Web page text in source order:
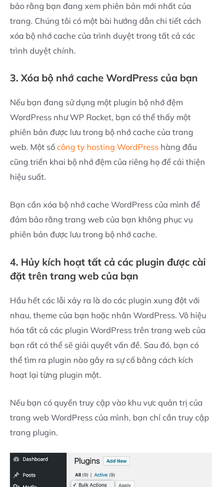
bảo rằng bạn đang xem phiên bản mới nhất của
trang. Chúng tôi có một bài hướng dẫn chi tiết cách
xóa bộ nhớ cache của trình duyệt trong tất cả các
trình duyệt chính.
3. Xóa bộ nhớ cache WordPress của bạn
Nếu bạn đang sử dụng một plugin bộ nhớ đệm
WordPress như WP Rocket, bạn có thể thấy một
phiên bản được lưu trong bộ nhớ cache của trang
web. Một số công ty hosting WordPress hàng đầu
cũng triển khai bộ nhớ đệm của riêng họ để cải thiện
hiệu suất.
Bạn cần xóa bộ nhớ cache WordPress của mình để
đảm bảo rằng trang web của bạn không phục vụ
phiên bản được lưu trong bộ nhớ cache.
4. Hủy kích hoạt tất cả các plugin được cài
đặt trên trang web của bạn
Hầu hết các lỗi xảy ra là do các plugin xung đột với
nhau, theme của bạn hoặc nhân WordPress. Vô hiệu
hóa tất cả các plugin WordPress trên trang web của
bạn rất có thể sẽ giải quyết vấn đề. Sau đó, bạn có
thể tìm ra plugin nào gây ra sự cố bằng cách kích
hoạt lại từng plugin một.
Nếu bạn có quyền truy cập vào khu vực quản trị của
trang web WordPress của mình, bạn chỉ cần truy cập
trang plugin.